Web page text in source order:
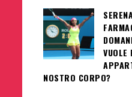
NOSTRO CORPO?